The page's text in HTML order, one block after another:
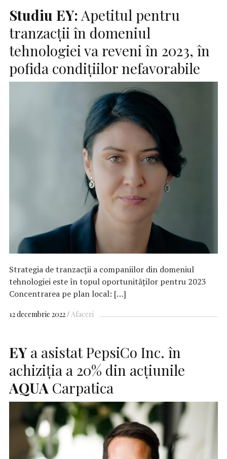
Studiu EY: Apetitul pentru
tranzacții în domeniul
tehnologiei va reveni în 2023, în
pofida condițiilor nefavorabile
Strategia de tranzacții a companiilor din domeniul
tehnologiei este în topul oportunităților pentru 2023
Concentrarea pe plan local: […]
12 decembrie 2022 Afaceri
EYa asistat PepsiCo Inc. în
achiziția a 20% din acțiunile
AQUA Carpatica